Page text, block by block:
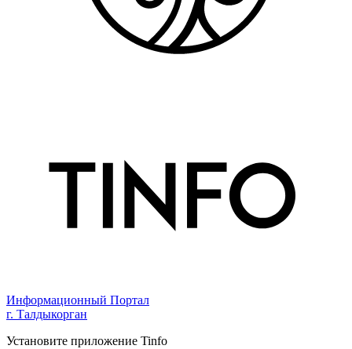
Информационный Портал
г. Талдыкорган
Установите приложение Tinfo